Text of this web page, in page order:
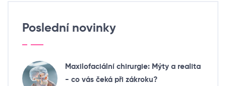
Poslední novinky
Maxilofaciální chirurgie: Mýty a realita
- co vás čeká při zákroku?